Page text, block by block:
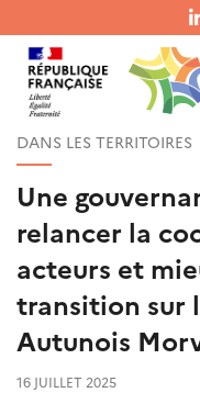
RECHERCHER UN MOT-CLÉ,
QUE RECHERCHEZ-VOUS
DANS LES TERRITOIRES
Une
relancer la
acteurs et
transition sur
Autunois
16 JUILLET 2025